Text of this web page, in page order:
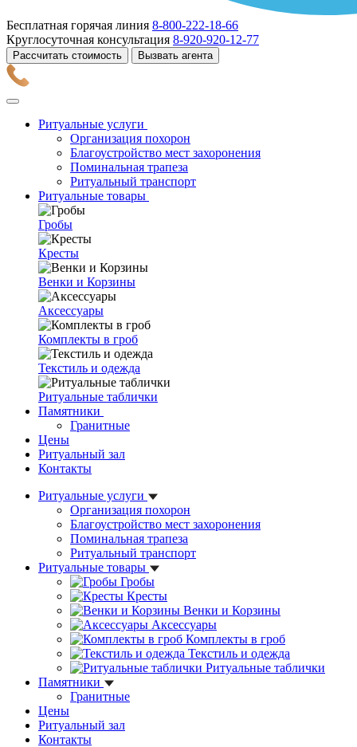
Бесплатная горячая линия 8-800-222-18-66
Круглосуточная консультация 8-920-920-12-77
Рассчитать стоимость Вызвать агента
Ритуальные услуги
Организация похорон
Благоустройство мест захоронения
Поминальная трапеза
Ритуальный транспорт
Ритуальные товары
Гробы
Кресты
Венки и Корзины
Аксессуары
Комплекты в гроб
Текстиль и одежда
Ритуальные таблички
Памятники
Гранитные
Цены
Ритуальный зал
Контакты
Ритуальные услуги
Организация похорон
Благоустройство мест захоронения
Поминальная трапеза
Ритуальный транспорт
Ритуальные товары
Гробы
Кресты
Венки и Корзины
Аксессуары
Комплекты в гроб
Текстиль и одежда
Ритуальные таблички
Памятники
Гранитные
Цены
Ритуальный зал
Контакты